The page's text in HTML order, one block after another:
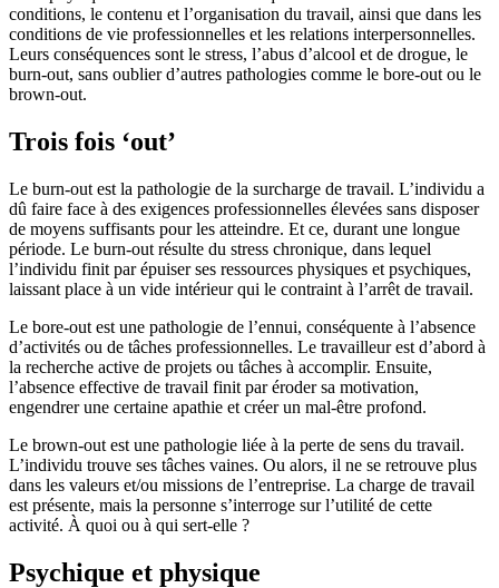
conditions, le contenu et l’organisation du travail, ainsi que dans les
conditions de vie professionnelles et les relations interpersonnelles.
Leurs conséquences sont le stress, l’abus d’alcool et de drogue, le
burn-out, sans oublier d’autres pathologies comme le bore-out ou le
brown-out.
Trois fois ‘out’
Le burn-out est la pathologie de la surcharge de travail. L’individu a
dû faire face à des exigences professionnelles élevées sans disposer
de moyens suffisants pour les atteindre. Et ce, durant une longue
période. Le burn-out résulte du stress chronique, dans lequel
l’individu finit par épuiser ses ressources physiques et psychiques,
laissant place à un vide intérieur qui le contraint à l’arrêt de travail.
Le bore-out est une pathologie de l’ennui, conséquente à l’absence
d’activités ou de tâches professionnelles. Le travailleur est d’abord à
la recherche active de projets ou tâches à accomplir. Ensuite,
l’absence effective de travail finit par éroder sa motivation,
engendrer une certaine apathie et créer un mal-être profond.
Le brown-out est une pathologie liée à la perte de sens du travail.
L’individu trouve ses tâches vaines. Ou alors, il ne se retrouve plus
dans les valeurs et/ou missions de l’entreprise. La charge de travail
est présente, mais la personne s’interroge sur l’utilité de cette
activité. À quoi ou à qui sert-elle ?
Psychique et physique